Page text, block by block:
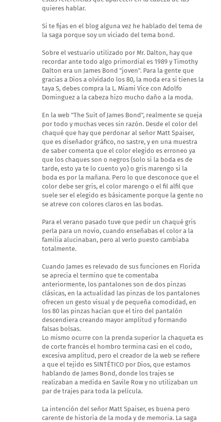
quieres hablar.
Si te fijas en el blog alguna vez he hablado del tema de
la saga porque soy un viciado del tema bond.
Sobre el vestuario utilizado por Mr. Dalton, hay que
recordar ante todo algo primordial es 1989 y Timothy
Dalton era un James Bond "joven". Para la gente que
gracias a Dios a olvidado los 80, la moda era si tienes la
taya S, debes compra la L. Miami Vice con Adolfo
Dominguez a la cabeza hizo mucho daño a la moda.
En la web "The Suit of James Bond", realmente se queja
por todo y muchas veces sin razón. Desde el color del
chaqué que hay que perdonar al señor Matt Spaiser,
que es diseñador gráfico, no sastre, y en una muestra
de saber comenta que el color elegido es erroneo ya
que los chaques son o negros (solo si la boda es de
tarde, esto ya te lo cuento yo) o gris marengo si la
boda es por la mañana. Pero lo que desconoce que el
color debe ser gris, el color marengo o el fil alfil que
suele ser el elegido es básicamente porque la gente no
se atreve con colores claros en las bodas.
Para el verano pasado tuve que pedir un chaqué gris
perla para un novio, cuando enseñabas el color a la
familia alucinaban, pero al verlo puesto cambiaba
totalmente.
Cuando James es relevado de sus funciones en Florida
se aprecia el termino que te comentaba
anteriormente, los pantalones son de dos pinzas
clásicas, en la actualidad las pinzas de los pantalones
ofrecen un gesto visual y de pequeña comodidad, en
los 80 las pinzas hacían que el tiro del pantalón
descendiera creando mayor amplitud y formando
falsas bolsas.
Lo mismo ocurre con la prenda superior la chaqueta es
de corte francés el hombro termina casi en el codo,
excesiva amplitud, pero el creador de la web se refiere
a que el tejido es SINTÉTICO por Dios, que estamos
hablando de James Bond, donde los trajes se
realizaban a medida en Savile Row y no utilizaban un
par de trajes para toda la película.
La intención del señor Matt Spaiser, es buena pero
carente de historia de la moda y de memoria. La saga